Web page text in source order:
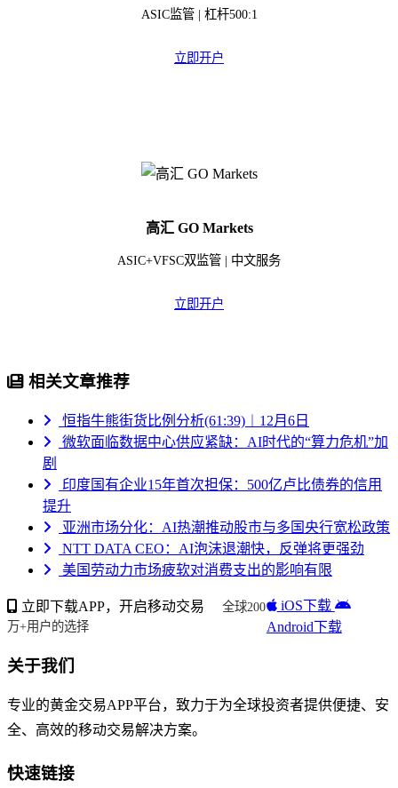
ASIC监管 | 杠杆500:1
立即开户
高汇 GO Markets
ASIC+VFSC双监管 | 中文服务
立即开户
相关文章推荐
恒指牛熊街货比例分析(61:39)︱12月6日
微软面临数据中心供应紧缺：AI时代的“算力危机”加
剧
印度国有企业15年首次担保：500亿卢比债券的信用
提升
亚洲市场分化：AI热潮推动股市与多国央行宽松政策
NTT DATA CEO：AI泡沫退潮快，反弹将更强劲
美国劳动力市场疲软对消费支出的影响有限
立即下载APP，开启移动交易
全球200
万+用户的选择
iOS下载
Android下载
关于我们
专业的黄金交易APP平台，致力于为全球投资者提供便捷、安
全、高效的移动交易解决方案。
快速链接